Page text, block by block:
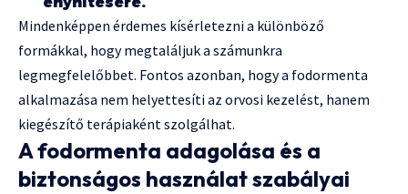
Mindenképpen érdemes kísérletezni a különböző
formákkal, hogy megtaláljuk a számunkra
legmegfelelőbbet. Fontos azonban, hogy a fodormenta
alkalmazása nem helyettesíti az orvosi kezelést, hanem
kiegészítő terápiaként szolgálhat.
A fodormenta adagolása és a
biztonságos használat szabályai